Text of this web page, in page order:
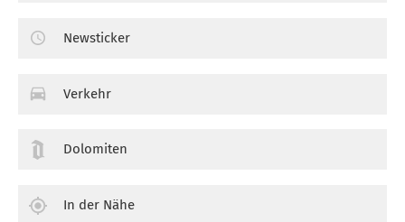
Newsticker
Verkehr
Dolomiten
In der Nähe